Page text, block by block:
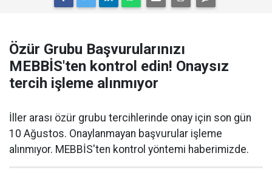
Özür Grubu Başvurularınızı
MEBBİS'ten kontrol edin! Onaysız
tercih işleme alınmıyor
İller arası özür grubu tercihlerinde onay için son gün
10 Ağustos. Onaylanmayan başvurular işleme
alınmıyor. MEBBİS'ten kontrol yöntemi haberimizde.